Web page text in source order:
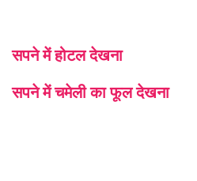
सपने में होटल देखना
सपने में चमेली का फूल देखना